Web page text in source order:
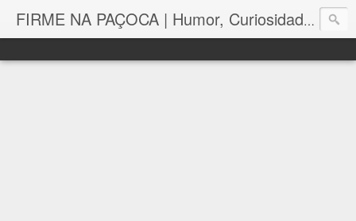
FIRME NA PAÇOCA | Humor, Curiosidades, Tutoriais e Muito mais